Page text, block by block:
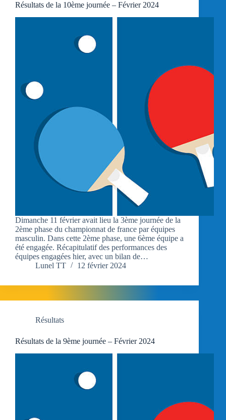
Résultats de la 10ème journée – Février 2024
Dimanche 11 février avait lieu la 3ème journée de la
2ème phase du championnat de france par équipes
masculin. Dans cette 2ème phase, une 6ème équipe a
été engagée. Récapitulatif des performances des
équipes engagées hier, avec un bilan de…
Lunel TT
12 février 2024
Résultats
Résultats de la 9ème journée – Février 2024